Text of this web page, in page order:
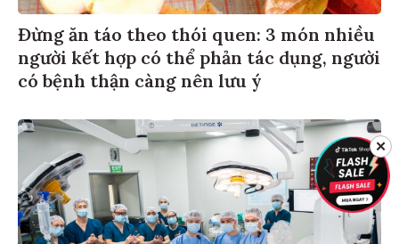
Đừng ăn táo theo thói quen: 3 món nhiều
người kết hợp có thể phản tác dụng, người
có bệnh thận càng nên lưu ý
✕